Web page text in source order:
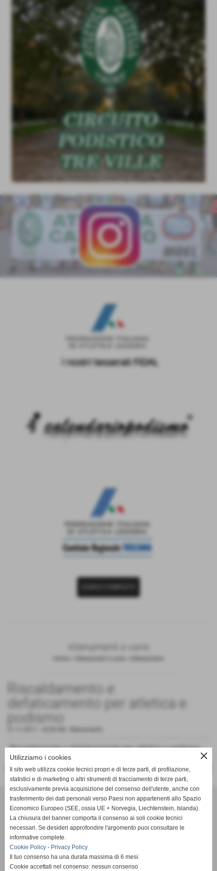
Allenamenti e varie
Riscaldamento e
defaticamento per atletica e
podismo
Riscaldamento e defaticamento per atletica e podismo
<< PRECEDENTE SUCCESSIVO >>
ASD Atletica Castello
Via Reginaldo Giuliani, 518 - 50141 Firenze (FI)
P.IVA 01621990488
close
Utilizziamo i cookies
Il sito web utilizza cookie tecnici propri e di terze parti, di profilazione,
statistici e di marketing o altri strumenti di tracciamento di terze parti,
esclusivamente previa acquisizione del consenso dell'utente, anche con
trasferimento dei dati personali verso Paesi non appartenenti allo Spazio
Economico Europeo (SEE, ossia UE + Norvegia, Liechtenstein, Islanda).
La chiusura del banner comporta il consenso ai soli cookie tecnici
necessari. Se desideri approfondire l'argomento puoi consultare le
informative complete.
Cookie Policy - Privacy Policy
Il tuo consenso ha una durata massima di 6 mesi.
Cookie accettati nel consenso: nessun consenso